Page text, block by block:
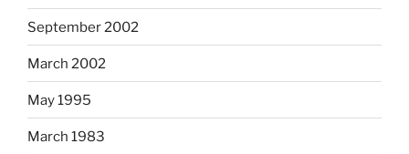
September 2002
March 2002
May 1995
March 1983